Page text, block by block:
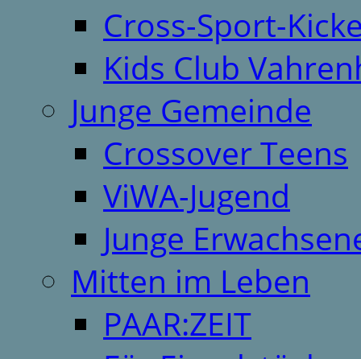
Cross-Sport-
Kids Club
Junge Gemeinde
Crossover Teens
ViWA-Jugend
Junge
Mitten im Leben
PAAR:ZEIT